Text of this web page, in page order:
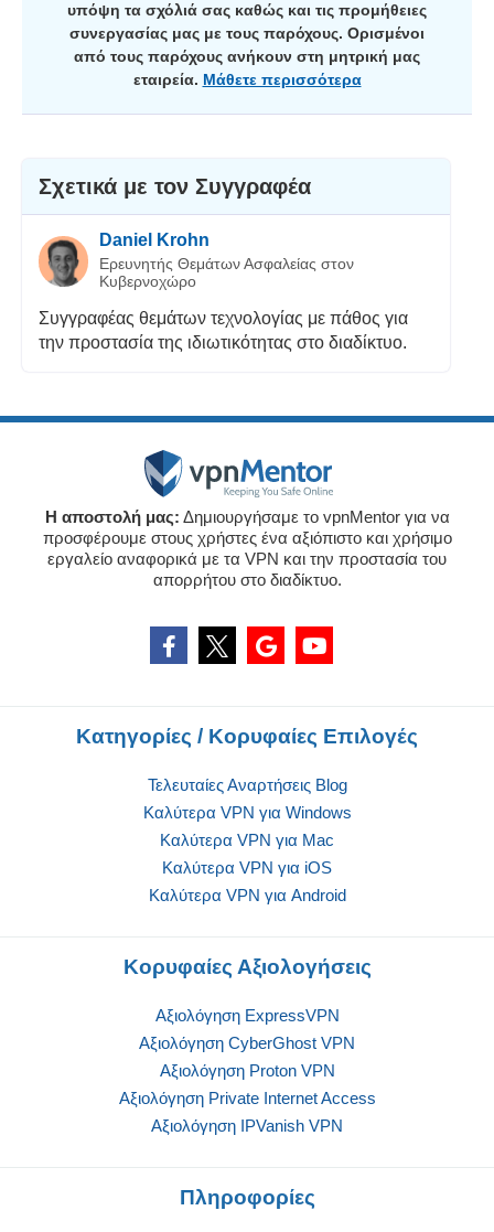
υπόψη τα σχόλιά σας καθώς και τις προμήθειες
συνεργασίας μας με τους παρόχους. Ορισμένοι
από τους παρόχους ανήκουν στη μητρική μας
εταιρεία. Μάθετε περισσότερα
Σχετικά με τον Συγγραφέα
Daniel Krohn
Ερευνητής Θεμάτων Ασφαλείας στον
Κυβερνοχώρο
Συγγραφέας θεμάτων τεχνολογίας με πάθος για
την προστασία της ιδιωτικότητας στο διαδίκτυο.
Η αποστολή μας: Δημιουργήσαμε το vpnMentor για να
προσφέρουμε στους χρήστες ένα αξιόπιστο και χρήσιμο
εργαλείο αναφορικά με τα VPN και την προστασία του
απορρήτου στο διαδίκτυο.
Κατηγορίες / Κορυφαίες Επιλογές
Τελευταίες Αναρτήσεις Blog
Καλύτερα VPN για Windows
Καλύτερα VPN για Mac
Καλύτερα VPN για iOS
Καλύτερα VPN για Android
Κορυφαίες Αξιολογήσεις
Αξιολόγηση ExpressVPN
Αξιολόγηση CyberGhost VPN
Αξιολόγηση Proton VPN
Αξιολόγηση Private Internet Access
Αξιολόγηση IPVanish VPN
Πληροφορίες